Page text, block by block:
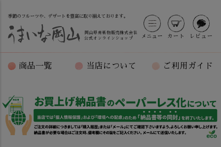
季節のフルーツや、デザートを豊富に取り揃えております。
岡山県青果物販売株式会社
公式オンラインショップ
メニュー カート レビュー
商品一覧 当店について ご利用ガイド